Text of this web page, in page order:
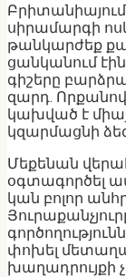
սիրամարգի
թանկարժեք
ցանկանում
գիշերը
զարդ.
կախված է
կզարմացնի
Մեքենան
օգտագործել
կան բոլոր
փոխել
խաղադրույքի